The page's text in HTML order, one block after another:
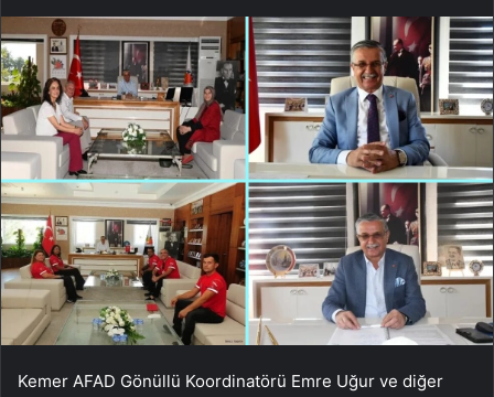
Kemer AFAD Gönüllü Koordinatörü Emre Uğur ve diğer